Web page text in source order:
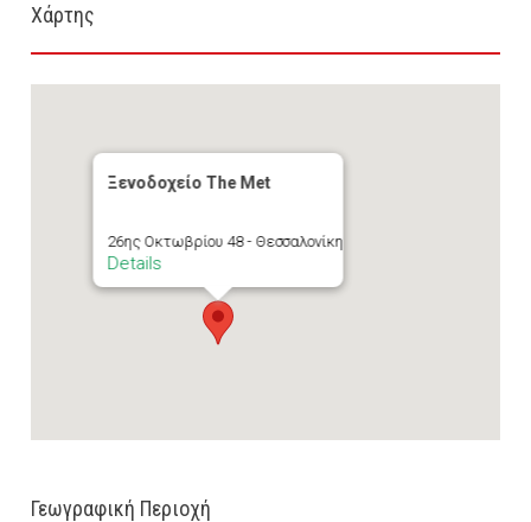
Χάρτης
Ξενοδοχείο The Met
26ης Οκτωβρίου 48 - Θεσσαλονίκη
Details
Γεωγραφική Περιοχή